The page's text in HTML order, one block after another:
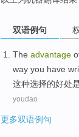
双语例句
The advantage
way you have
这种选择的好处
youdao
更多双语例句